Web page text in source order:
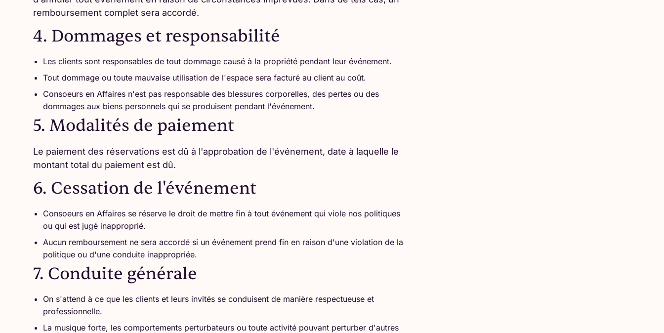
remboursement complet sera accordé.
4. Dommages et responsabilité
Les clients sont responsables de tout dommage causé à la propriété pendant leur événement.
Tout dommage ou toute mauvaise utilisation de l'espace sera facturé au client au coût.
Consoeurs en Affaires n'est pas responsable des blessures corporelles, des pertes ou des
dommages aux biens personnels qui se produisent pendant l'événement.
5. Modalités de paiement
Le paiement des réservations est dû à l'approbation de l'événement, date à laquelle le
montant total du paiement est dû.
6. Cessation de l'événement
Consoeurs en Affaires se réserve le droit de mettre fin à tout événement qui viole nos politiques
ou qui est jugé inapproprié.
Aucun remboursement ne sera accordé si un événement prend fin en raison d'une violation de la
politique ou d'une conduite inappropriée.
7. Conduite générale
On s'attend à ce que les clients et leurs invités se conduisent de manière respectueuse et
professionnelle.
La musique forte, les comportements perturbateurs ou toute activité pouvant perturber d'autres